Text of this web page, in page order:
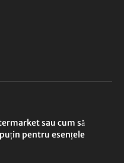
sau cum să
pentru esențele